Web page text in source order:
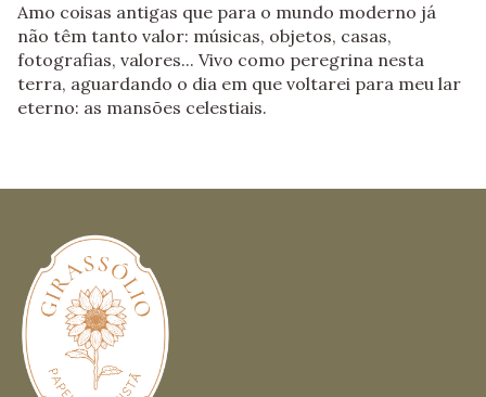
Amo coisas antigas que para o mundo moderno já
não têm tanto valor: músicas, objetos, casas,
fotografias, valores... Vivo como peregrina nesta
terra, aguardando o dia em que voltarei para meu lar
eterno: as mansões celestiais.